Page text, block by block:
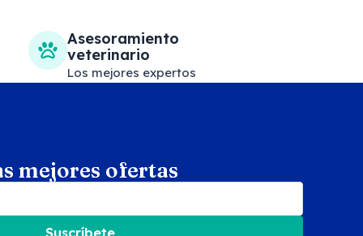
Asesoramiento
veterinario
Los mejores expertos
mejores ofertas
Suscríbete